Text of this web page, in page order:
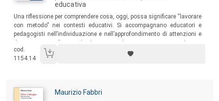
educativa
Sommario:
Una riflessione per comprendere cosa, oggi, possa significare “lavorare
con metodo” nei contesti educativi. Si accompagnano educatori e
pedagogisti nell’individuazione e nell’approfondimento di attenzioni e
dell’esperienza educativa, rispettandone la contingenza, la
problematicità e l’imprevedibilità.
cod.
1154.14
Autori:
Maurizio Fabbri